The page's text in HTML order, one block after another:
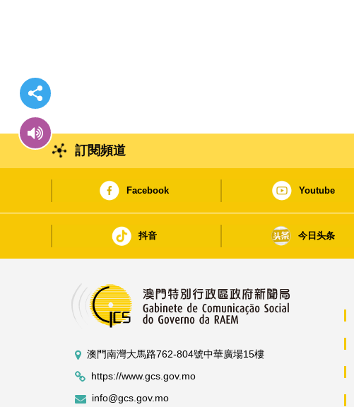
訂閱頻道
Facebook Youtube
抖音 今日头条
澳門南灣大馬路762-804號中華廣場15樓
https://www.gcs.gov.mo
info@gcs.gov.mo